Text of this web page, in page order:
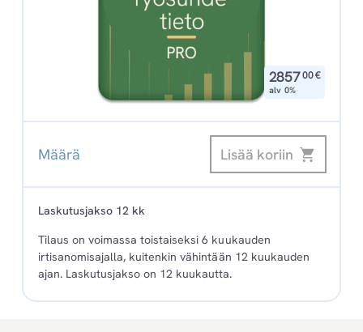
2857,00€
alv 0%
Määrä
Pro
määrä
Lisää koriin
Laskutusjakso 12 kk
Tilaus on voimassa toistaiseksi 6 kuukauden
irtisanomisajalla, kuitenkin vähintään 12 kuukauden
ajan. Laskutusjakso on 12 kuukautta.